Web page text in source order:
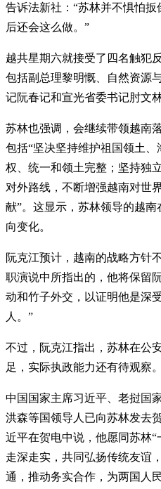
告诉法新社：“苏林并不惧怕
后还会这么做。”
越共星期六就接受了四名触犯
包括副总理黎明慨、自然资源
记阮春记和宣光省委书记肘文林
苏林也强调，会继续带领越南
包括“坚决坚持维护祖国领土
权、统一和领土完整；坚持独
对外路线，不断增强越南对世
献”。这显示，苏林领导的越
向变化。
阮克江预计，越南的战略方针
职演说中所指出的，他将保留
动和竹子外交，以证明他是深
人。”
不过，阮克江指出，苏林在公
足，实际执政能力还有待观察。
中国国家主席习近平、老挝国
洪森等国领导人已向苏林发去
近平在贺电中说，他愿同苏林
走深走实，共同弘扬传统友谊
通，推动务实合作，为两国人